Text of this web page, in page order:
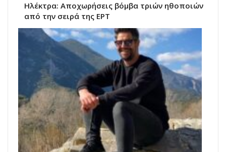
Ηλέκτρα: Αποχωρήσεις βόμβα τριών ηθοποιών
από την σειρά της ΕΡΤ